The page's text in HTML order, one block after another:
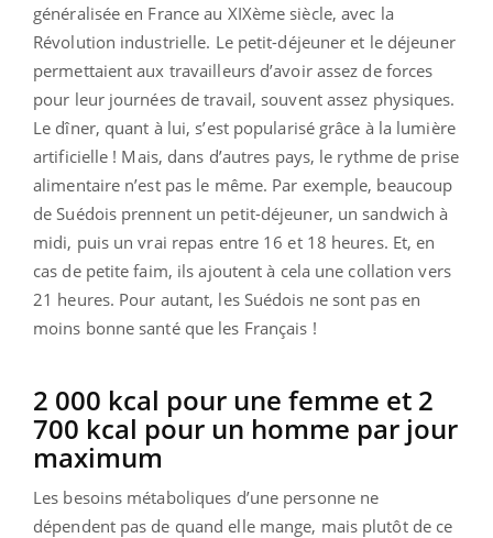
généralisée en France au XIXème siècle, avec la
Révolution industrielle. Le petit-déjeuner et le déjeuner
permettaient aux travailleurs d’avoir assez de forces
pour leur journées de travail, souvent assez physiques.
Le dîner, quant à lui, s’est popularisé grâce à la lumière
artificielle ! Mais, dans d’autres pays, le rythme de prise
alimentaire n’est pas le même. Par exemple, beaucoup
de Suédois prennent un petit-déjeuner, un sandwich à
midi, puis un vrai repas entre 16 et 18 heures. Et, en
cas de petite faim, ils ajoutent à cela une collation vers
21 heures. Pour autant, les Suédois ne sont pas en
moins bonne santé que les Français !
2 000 kcal pour une femme et 2
700 kcal pour un homme par jour
maximum
Les besoins métaboliques d’une personne ne
dépendent pas de quand elle mange, mais plutôt de ce